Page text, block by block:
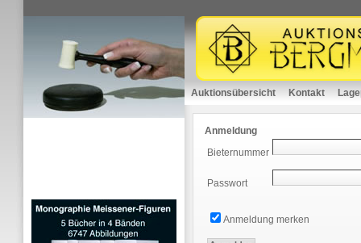
Auktionsübersicht Kontakt
Anmeldung
Bieternummer
Passwort
Anmeldung merken